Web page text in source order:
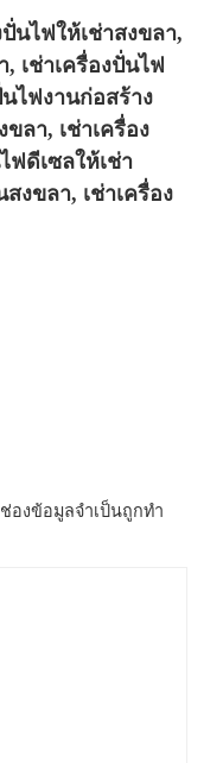
นไฟให้เช่าสงขลา,
เช่าเครื่องปั่นไฟ
นไฟงานก่อสร้าง
ลา, เช่าเครื่อง
ฟดีเซลให้เช่า
งขลา, เช่าเครื่อง
ช่องข้อมูลจำเป็นถูกทำ